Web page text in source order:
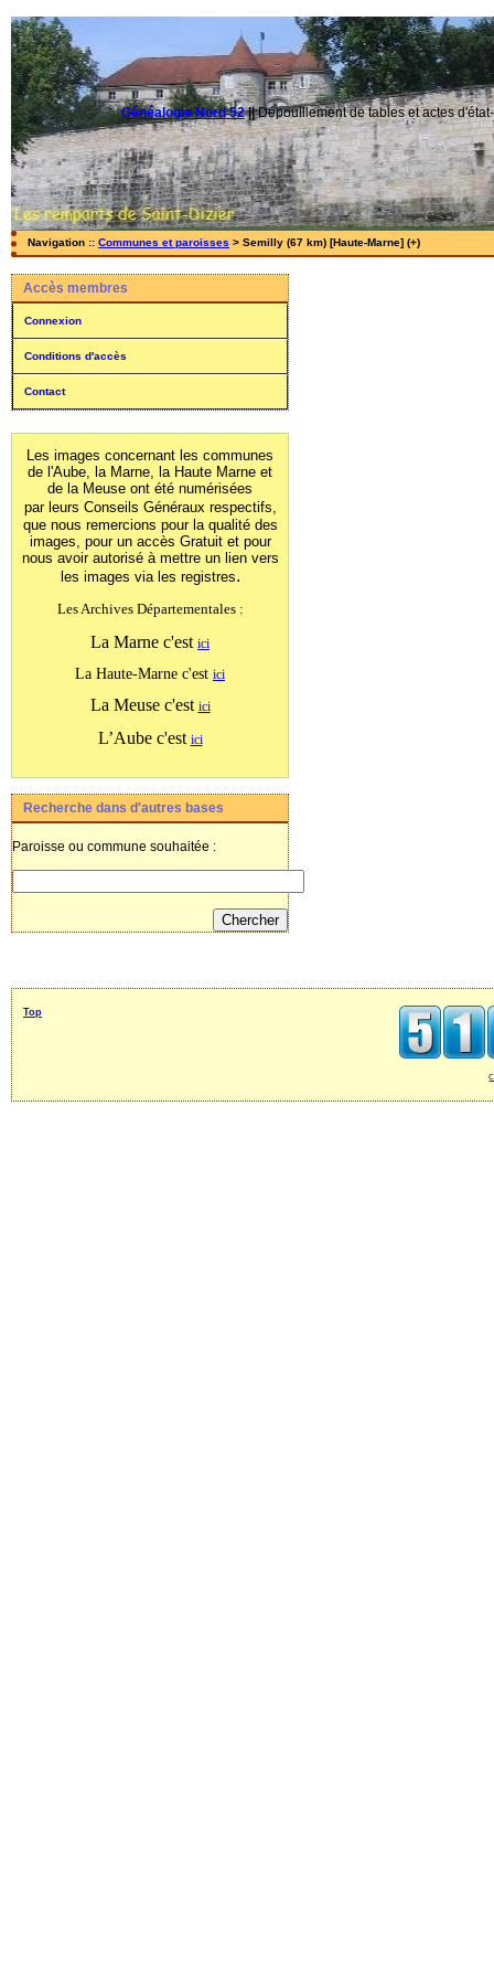
Généalogie Nord 52||Dépouillement de tables et actes
Navigation :: Communes et paroisses > Semilly (67 km) [Haute-Marne] (+)
Accès membres
Connexion
Conditions d'accès
Contact
Les images concernant les communes
de l'Aube, la Marne, la Haute Marne et
de la Meuse ont été numérisées
par leurs Conseils Généraux respectifs,
que nous remercions pour la qualité des
images, pour un accès Gratuit et pour
nous avoir autorisé à mettre un lien vers
les images via les registres.
Les Archives Départementales :
La Marne c'est ici
La Haute-Marne c'est ici
La Meuse c'est ici
L’Aube c'est ici
Recherche dans d'autres bases
Paroisse ou commune souhaitée :
Top